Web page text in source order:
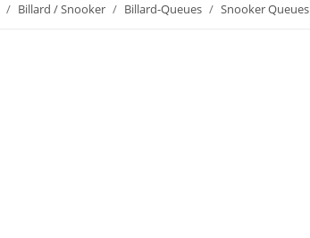
Billard / Snooker Billard-Queues Snooker Queues